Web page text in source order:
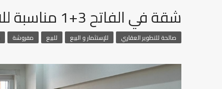
شقة في الفاتح 3+1 مناسبة للاستثمار إسطنبول 2024
صالحة للتطوير العقاري للإستثمار و البيع للبيع مفروشة